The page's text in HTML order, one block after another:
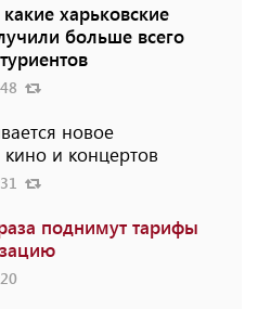
харьковские
больше всего
новое
кино и концертов
поднимут тарифы